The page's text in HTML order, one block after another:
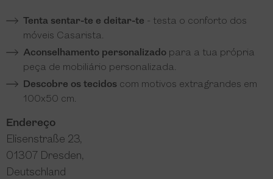
Tenta sentar-te e deitar-te - testa o conforto dos
móveis Casarista.
Aconselhamento personalizado para a tua própria
peça de mobiliário personalizada.
Descobre os tecidos com motivos extragrandes em
100x50 cm.
Endereço
Elisenstraße 23,
01307 Dresden,
Deutschland